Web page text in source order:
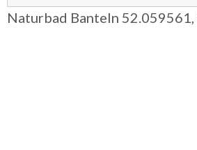
Naturbad Banteln 52.059561,